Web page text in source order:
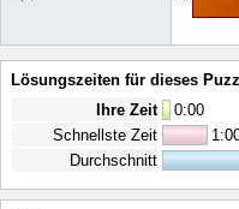
Lösungszeiten für dieses
Ihre Zeit
0:00
Schnellste Zeit
Durchschnitt